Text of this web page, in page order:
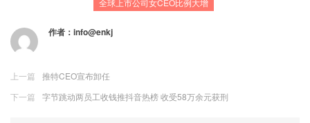
全球上市公司女CEO比例大增
作者： info@enkj
上一篇
推特CEO宣布卸任
下一篇
字节跳动两员工收钱推抖音热榜 收受58万余元获刑